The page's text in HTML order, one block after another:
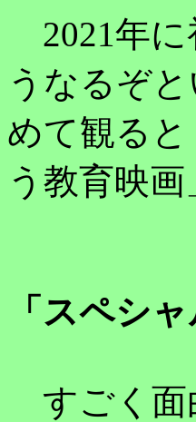
2021年に
うなるぞ
めて観る
う教育映
「スペシ
すごく面